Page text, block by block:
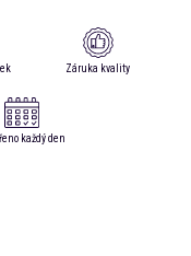
Záruka kvality
každý den